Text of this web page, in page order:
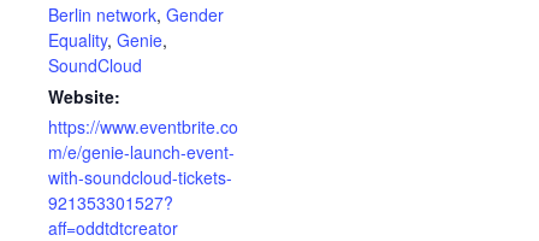
Berlin network, Gender
Equality, Genie,
SoundCloud
Website:
https://www.eventbrite.co
m/e/genie-launch-event-
with-soundcloud-tickets-
921353301527?
aff=oddtdtcreator